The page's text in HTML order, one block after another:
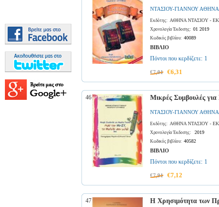
ΝΤΑΣΙΟΥ-ΓΙΑΝΝΟΥ ΑΘΗΝΑ
Εκδότης: ΑΘΗΝΑ ΝΤΑΣΙΟΥ -
Χρονολογία Έκδοσης: 01 2019
Κωδικός βιβλίου: 40089
ΒΙΒΛΙΟ
Πόντοι που κερδίζετε: 1
€7,01 €6,31
46 Μικρές Συμβουλές
ΝΤΑΣΙΟΥ-ΓΙΑΝΝΟΥ ΑΘΗΝΑ
Εκδότης: ΑΘΗΝΑ ΝΤΑΣΙΟΥ -
Χρονολογία Έκδοσης: 2019
Κωδικός βιβλίου: 40582
ΒΙΒΛΙΟ
Πόντοι που κερδίζετε: 1
€7,91 €7,12
47 Η Χρησιμότητα των